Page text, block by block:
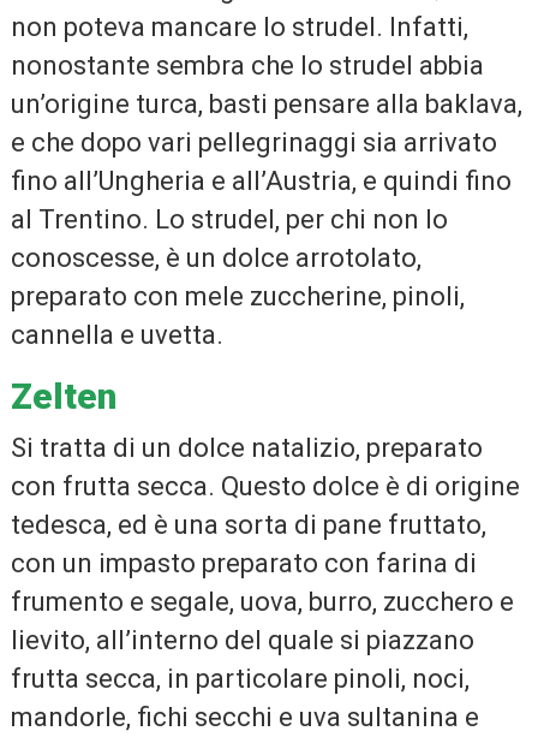
non poteva mancare lo strudel. Infatti,
nonostante sembra che lo strudel abbia
un’origine turca, basti pensare alla baklava,
e che dopo vari pellegrinaggi sia arrivato
fino all’Ungheria e all’Austria, e quindi fino
al Trentino. Lo strudel, per chi non lo
conoscesse, è un dolce arrotolato,
preparato con mele zuccherine, pinoli,
cannella e uvetta.
Zelten
Si tratta di un dolce natalizio, preparato
con frutta secca. Questo dolce è di origine
tedesca, ed è una sorta di pane fruttato,
con un impasto preparato con farina di
frumento e segale, uova, burro, zucchero e
lievito, all’interno del quale si piazzano
frutta secca, in particolare pinoli, noci,
mandorle, fichi secchi e uva sultanina e